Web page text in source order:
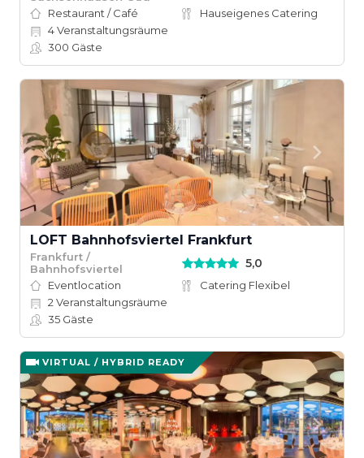
Restaurant / Café
Hauseigenes Catering
4Veranstaltungsräume
300 Gäste
LOFT Bahnhofsviertel Frankfurt
Frankfurt /
Bahnhofsviertel
5,0
Eventlocation
Catering Flexibel
2 Veranstaltungsräume
35 Gäste
VIRTUAL / HYBRID READY